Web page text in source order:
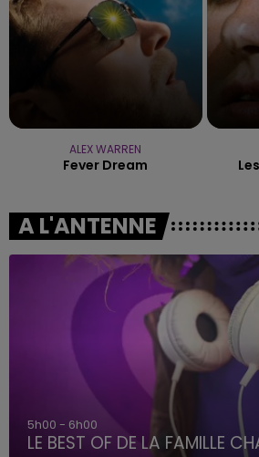
ALEX WARREN
Fever Dream
A L'ANTENNE
5h00 - 6h00
LE BEST OF DE LA FAMILLE